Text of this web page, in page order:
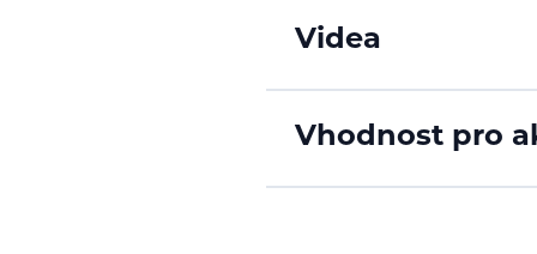
Videa
Vhodnost pro